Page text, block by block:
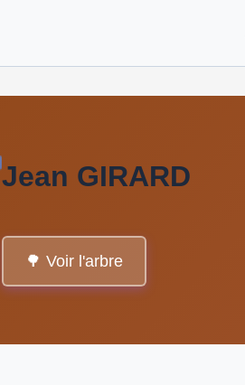
Jean GIRARD
🌳 Voir l'arbre